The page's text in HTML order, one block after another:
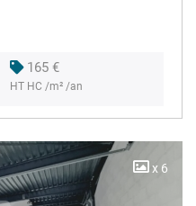
165 €
HT HC /m² /an
x 6